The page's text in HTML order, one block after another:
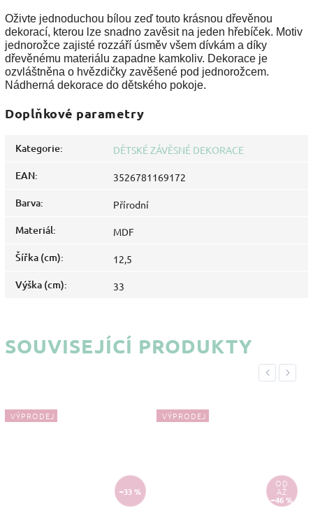
Oživte jednoduchou bílou zeď touto krásnou dřevěnou
dekorací, kterou lze snadno zavěsit na jeden hřebíček. Motiv
jednorožce zajisté rozzáří úsměv všem dívkám a díky
dřevěnému materiálu zapadne kamkoliv. Dekorace je
ozvláštněna o hvězdičky zavěšené pod jednorožcem.
Nádherná dekorace do dětského pokoje.
Doplňkové parametry
Kategorie: DĚTSKÉ ZÁVĚSNÉ DEKORACE
EAN: 3526781169172
Barva: Přírodní
Materiál: MDF
Šířka (cm): 12,5
Výška (cm): 33
SOUVISEJÍCÍ PRODUKTY
Previous
VÝPRODEJ
–33 %
VÝPRODEJ
OD
AŽ
–46 %
Next